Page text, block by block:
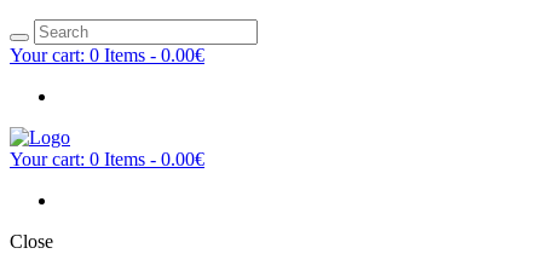
Your cart: 0 Items - 0.00€
Your cart: 0 Items - 0.00€
Close